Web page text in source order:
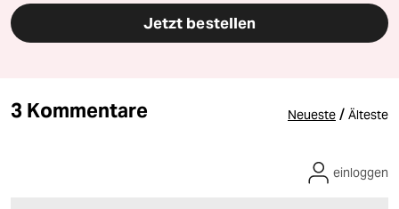
Jetzt bestellen
3 Kommentare Neueste / Älteste
einloggen